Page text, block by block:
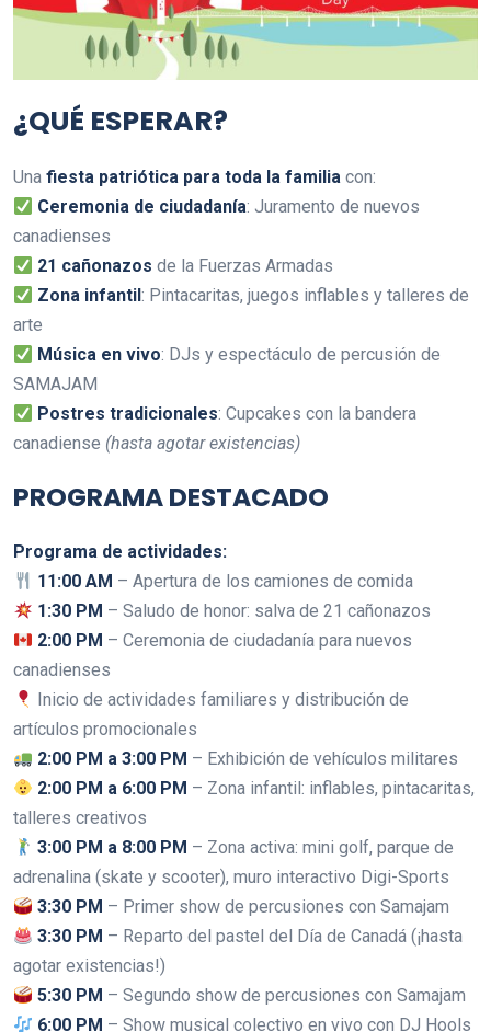
¿QUÉ ESPERAR?
Una fiesta patriótica para toda la familia con:
Ceremonia de ciudadanía: Juramento de nuevos
canadienses
21 cañonazos de la Fuerzas Armadas
Zona infantil: Pintacaritas, juegos inflables y talleres de
arte
Música en vivo: DJs y espectáculo de percusión de
SAMAJAM
Postres tradicionales: Cupcakes con la bandera
canadiense (hasta agotar existencias)
PROGRAMA DESTACADO
Programa de actividades:
11:00 AM – Apertura de los camiones de comida
1:30 PM – Saludo de honor: salva de 21 cañonazos
2:00 PM – Ceremonia de ciudadanía para nuevos
canadienses
Inicio de actividades familiares y distribución de
artículos promocionales
2:00 PM a 3:00 PM – Exhibición de vehículos militares
2:00 PM a 6:00 PM – Zona infantil: inflables, pintacaritas,
talleres creativos
3:00 PM a 8:00 PM – Zona activa: mini golf, parque de
adrenalina (skate y scooter), muro interactivo Digi-Sports
3:30 PM – Primer show de percusiones con Samajam
3:30 PM – Reparto del pastel del Día de Canadá (¡hasta
agotar existencias!)
5:30 PM – Segundo show de percusiones con Samajam
6:00 PM – Show musical colectivo en vivo con DJ Hools